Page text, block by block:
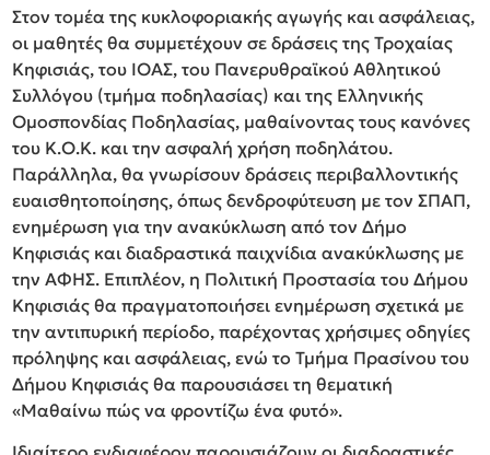
Στον τομέα της κυκλοφοριακής αγωγής και ασφάλειας,
οι μαθητές θα συμμετέχουν σε δράσεις της Τροχαίας
Κηφισιάς, του ΙΟΑΣ, του Πανερυθραϊκού Αθλητικού
Συλλόγου (τμήμα ποδηλασίας) και της Ελληνικής
Ομοσπονδίας Ποδηλασίας, μαθαίνοντας τους κανόνες
του Κ.Ο.Κ. και την ασφαλή χρήση ποδηλάτου.
Παράλληλα, θα γνωρίσουν δράσεις περιβαλλοντικής
ευαισθητοποίησης, όπως δενδροφύτευση με τον ΣΠΑΠ,
ενημέρωση για την ανακύκλωση από τον Δήμο
Κηφισιάς και διαδραστικά παιχνίδια ανακύκλωσης με
την ΑΦΗΣ. Επιπλέον, η Πολιτική Προστασία του Δήμου
Κηφισιάς θα πραγματοποιήσει ενημέρωση σχετικά με
την αντιπυρική περίοδο, παρέχοντας χρήσιμες οδηγίες
πρόληψης και ασφάλειας, ενώ το Τμήμα Πρασίνου του
Δήμου Κηφισιάς θα παρουσιάσει τη θεματική
«Μαθαίνω πώς να φροντίζω ένα φυτό».